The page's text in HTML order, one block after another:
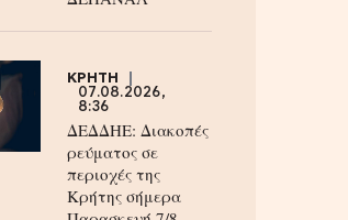
ΚΡΗΤΗ
07.08.2026,
8:36
ΔΕΔΔΗΕ: Διακοπές
ρεύματος σε
περιοχές της
Κρήτης σήμερα